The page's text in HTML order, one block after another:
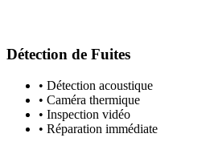
Détection de Fuites
• Détection acoustique
• Caméra thermique
• Inspection vidéo
• Réparation immédiate